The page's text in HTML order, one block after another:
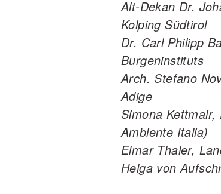
Alt‐Dekan Dr.
Kolping Südtirol
Dr. Carl Philipp
Burgeninstituts
Arch. Stefano
Adige
Simona Kettmair,
Ambiente Italia)
Elmar Thaler,
Helga von